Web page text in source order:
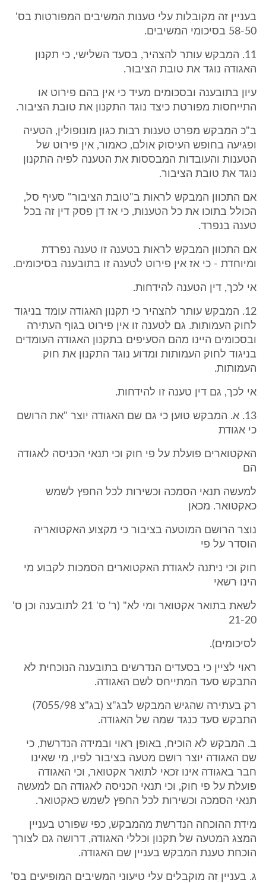
בעניין זה מקובלות עלי טענות המשיבים המפורטות בס'
58-50 בסיכומי המשיבים.
11. המבקש עותר להצהיר, בסעד השלישי, כי תקנון
האגודה נוגד את טובת הציבור.
עיון בתובענה ובסכומים מעיד כי אין בהם פירוט או
התייחסות מפורטת כיצד נוגד התקנון את טובת הציבור.
ב"כ המבקש מפרט טענות רבות כגון מונופולין, הטעיה
ופגיעה בחופש העיסוק אולם, כאמור, אין פירוט של
הטענות והעובדות המבססות את הטענה לפיה התקנון
נוגד את טובת הציבור.
אם התכוון המבקש לראות ב"טובת הציבור" סעיף סל,
הכולל בתוכו את כל הטענות, כי אז דן פסק דין זה בכל
טענה בנפרד.
אם התכוון המבקש לראות בטענה זו טענה נפרדת
ומיוחדת - כי אז אין פירוט לטענה זו בתובענה בסיכומים.
אי לכך, דין הטענה להידחות.
12. המבקש עותר להצהיר כי תקנון האגודה עומד בניגוד
לחוק העמותות. גם לטענה זו אין פירוט בגוף העתירה
ובסכומים היינו מהם הסעיפים בתקנון האגודה העומדים
בניגוד לחוק העמותות ומדוע נוגד התקנון את חוק
העמותות.
אי לכך, גם דין טענה זו להידחות.
13. א. המבקש טוען כי גם שם האגודה יוצר "את הרושם
כי אגודת
האקטוארים פועלת על פי חוק וכי תנאי הכניסה לאגודה
הם
למעשה תנאי הסמכה וכשירות לכל החפץ לשמש
כאקטואר. מכאן
נוצר הרושם המוטעה בציבור כי מקצוע האקטואריה
הוסדר על פי
חוק וכי ניתנה לאגודת האקטוארים הסמכות לקבוע מי
הינו רשאי
לשאת בתואר אקטואר ומי לא" (ר' ס' 21 לתובענה וכן ס'
21-20
לסיכומים).
ראוי לציין כי בסעדים הנדרשים בתובענה הנוכחית לא
התבקש סעד המתייחס לשם האגודה.
רק בעתירה שהגיש המבקש לבג"צ (בג"צ 7055/98)
התבקש סעד כנגד שמה של האגודה.
ב. המבקש לא הוכיח, באופן ראוי ובמידה הנדרשת, כי
שם האגודה יוצר רושם מטעה בציבור לפיו, מי שאינו
חבר באגודה אינו זכאי לתואר אקטואר, וכי האגודה
פועלת על פי חוק, וכי תנאי הכניסה לאגודה הם למעשה
תנאי הסמכה וכשירות לכל החפץ לשמש כאקטואר.
מידת ההוכחה הנדרשת מהמבקש, כפי שפורט בעניין
המצג המטעה של תקנון וכללי האגודה, דרושה גם לצורך
הוכחת טענת המבקש בעניין שם האגודה.
ג. בעניין זה מוקבלים עלי טיעוני המשיבים המופיעים בס'